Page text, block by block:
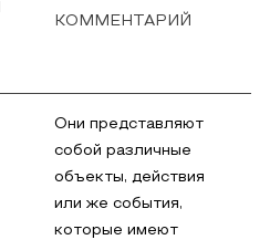
КОММЕНТАРИЙ
Они представляют
собой различные
объекты, действия
или же события,
которые имеют